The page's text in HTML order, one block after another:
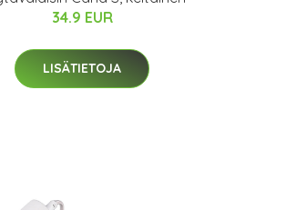
34.9 EUR
LISÄTIETOJA